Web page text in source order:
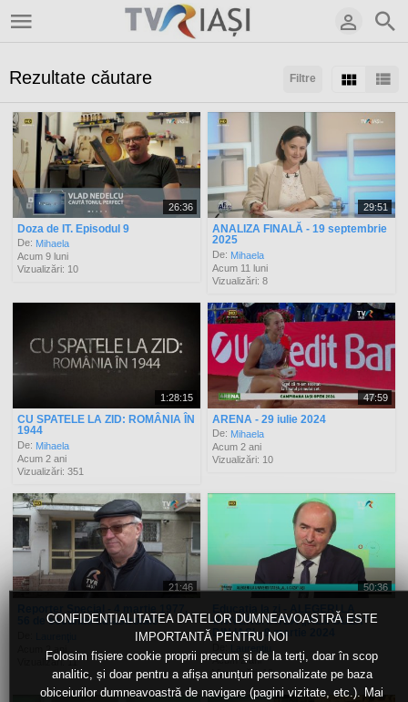
CONFIDENȚIALITATEA DATELOR DUMNEAVOASTRĂ ESTE
IMPORTANTĂ PENTRU NOI
Folosim fișiere cookie proprii precum și de la terți, doar în scop
analitic, și doar pentru a afișa anunțuri personalizate pe baza
obiceiurilor dumneavoastră de navigare (pagini vizitate, etc.). Mai
Filtre
Rezultate căutare
Sortaţi după:
Rezultate/pagină:
26:36
Doza de IT. Episodul 9
De: Mihaela
Acum 9 luni
Vizualizări: 10
29:51
ANALIZA FINALĂ - 19 septembrie
2025
De: Mihaela
Acum 11 luni
Vizualizări: 8
1:28:15
CU SPATELE LA ZID: ROMÂNIA ÎN
1944
De: Mihaela
Acum 2 ani
Vizualizări: 351
47:59
ARENA - 29 iulie 2024
De: Mihaela
Acum 2 ani
Vizualizări: 10
21:46
56 de secunde catastrofale
Acum 2 ani
Vizualizări: 11
50:36
Educația la zi - ALEGERI LA
UNIVERSITATEA „AL.I. CUZA”
DIN IAȘI - 9 martie 2024
Acum 2 ani
Vizualizări: 12